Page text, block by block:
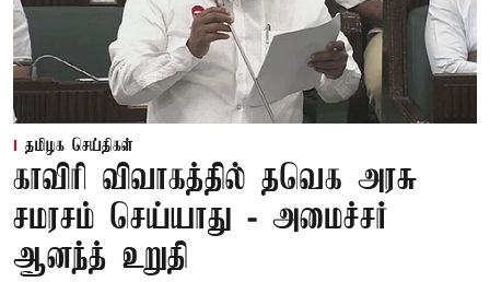
தமிழக செய்திகள்
காவிரி விவாகத்தில் தவெக அரசு
சமரசம் செய்யாது - அமைச்சர்
ஆனந்த் உறுதி